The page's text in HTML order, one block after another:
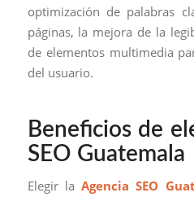
optimización de palabras
páginas, la mejora de la
de elementos multimedia
del usuario.
Beneficios de
SEO Guatemala
Elegir laAgencia SEO